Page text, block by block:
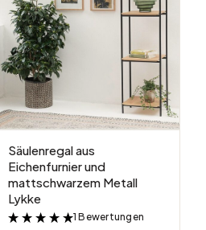
Säulenregal aus
Eichenfurnier und
mattschwarzem Metall
Lykke
&
1 Bewertungen